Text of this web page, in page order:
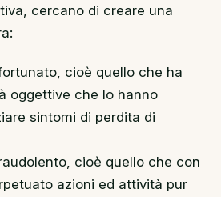
cercano di creare una
cioè quello che ha
oggettive che lo hanno
sintomi di perdita di
cioè quello che con
azioni ed attività pur